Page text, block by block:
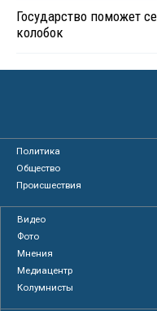
Государство поможет
колобок
Политика
Общество
Происшествия
Видео
Фото
Мнения
Медиацентр
Колумнисты